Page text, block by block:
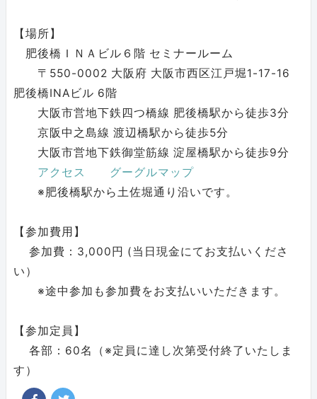
【場所】
肥後橋ＩＮＡビル６階 セミナールーム
〒550-0002 大阪府 大阪市西区江戸堀1-17-16
肥後橋INAビル 6階
大阪市営地下鉄四つ橋線 肥後橋駅から徒歩3分
京阪中之島線 渡辺橋駅から徒歩5分
大阪市営地下鉄御堂筋線 淀屋橋駅から徒歩9分
アクセス
グーグルマップ
※肥後橋駅から土佐堀通り沿いです。
【参加費用】
参加費：3,000円 (当日現金にてお支払いくださ
い）
※途中参加も参加費をお支払いいただきます。
【参加定員】
各部：60名（※定員に達し次第受付終了いたしま
す）